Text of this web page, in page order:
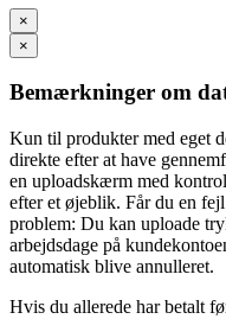
×
×
Bemærkninger om
Kun til produkter med eget
direkte efter at have
en uploadskærm med
efter et øjeblik. Får du en
problem: Du kan uploade
arbejdsdage på
automatisk blive annulleret.
Hvis du allerede har betalt